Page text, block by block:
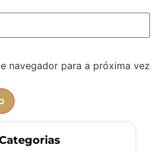
navegador para a próxima vez